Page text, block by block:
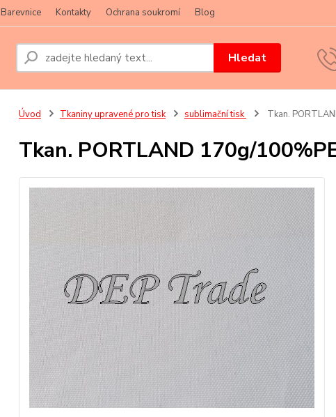
Barevnice Kontakty Ochrana soukromí Blog
Hledat
Úvod Tkaniny upravené pro tisk sublimační tisk Tkan.
Tkan. PORTLAND 170g/